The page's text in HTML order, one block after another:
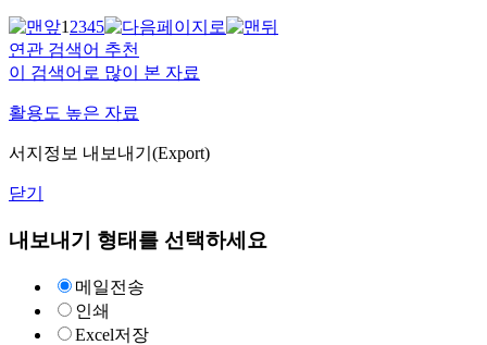
12345
연관 검색어 추천
이 검색어로 많이 본 자료
활용도 높은 자료
서지정보 내보내기(Export)
닫기
내보내기 형태를 선택하세요
메일전송
인쇄
Excel저장